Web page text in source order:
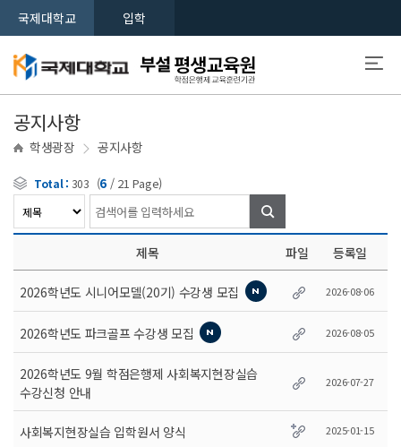
국제대학교 입학
학생광장 공지사항
공지사항
Total : 303 (6 / 21 Page)
제목 파일 등록일
2026학년도 시니어모델(20기) 수강생 모집 2026-08-06
2026학년도 파크골프 수강생 모집 2026-08-05
2026학년도 9월 학점은행제 사회복지현장실습
수강신청 안내
2026-07-27
사회복지현장실습 입학원서 양식 2025-01-15